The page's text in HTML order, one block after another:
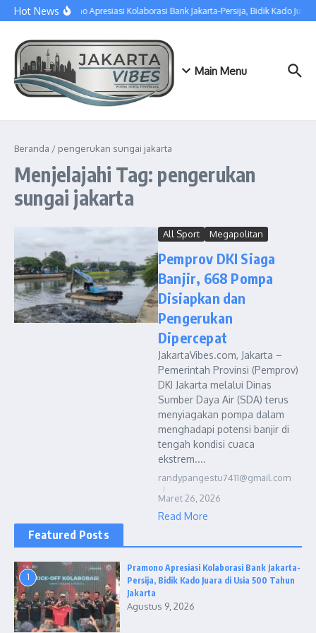
Lewati ke konten
Hot NewsPramono Apresiasi Kolaborasi Bank Jakarta-Persija, Bidik Kado
Main Menu
Beranda / pengerukan sungai jakarta
Menjelajahi Tag: pengerukan
sungai jakarta
All Sport Megapolitan
Pemprov DKI Siaga
Banjir, 668 Pompa
Disiapkan dan
Pengerukan
Dipercepat
JakartaVibes.com, Jakarta –
Pemerintah Provinsi (Pemprov)
DKI Jakarta melalui Dinas
Sumber Daya Air (SDA) terus
menyiagakan pompa dalam
menghadapi potensi banjir di
tengah kondisi cuaca
ekstrem....
randypangestu7411@gmail.com
Maret 26, 2026
Read More
Featured Posts
1
Pramono Apresiasi Kolaborasi Bank Jakarta-
Persija, Bidik Kado Juara di Usia 500 Tahun
Jakarta
Agustus 9, 2026